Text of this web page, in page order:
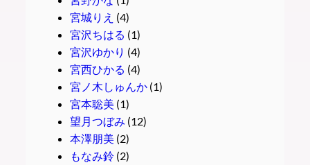
宮城りえ (4)
宮沢ちはる (1)
宮沢ゆかり (4)
宮西ひかる (4)
宮ノ木しゅんか(1)
宮本聡美 (1)
望月つぼみ (12)
本澤朋美 (2)
もなみ鈴(2)